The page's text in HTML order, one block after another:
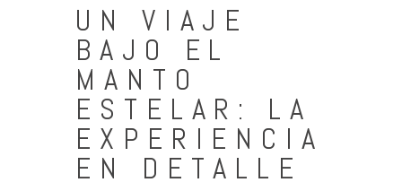
UN VIAJE
BAJO EL
MANTO
ESTELAR: LA
EXPERIENCIA
EN DETALLE